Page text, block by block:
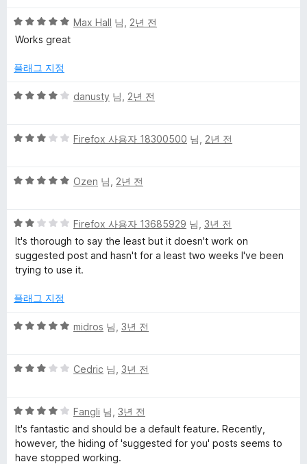
5
점
점
5
Max Hall 님, 2년 전
Works great
플래그 지정
5
점
점
danusty 님, 2년 전
5
점
점
Firefox 사용자 18300500 님, 2년 전
5
점
에
5
점
Ozen 님, 2년 전
5
점
만
점
2
Firefox 사용자 13685929 님, 3년 전
It's thorough to say the least but it doesn't work on
suggested post and hasn't for a least two weeks I've been
trying to use it.
플래그 지정
5
점
점
midros 님, 3년 전
5
점
에
3
점
Cedric 님, 3년 전
5
점
만
점
Fangli 님, 3년 전
It's fantastic and should be a default feature. Recently,
however, the hiding of 'suggested for you' posts seems to
have stopped working.